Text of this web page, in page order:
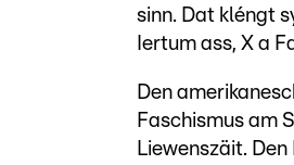
sinn. Dat kléngt
Iertum ass, X a
Den
Faschismus am
Liewenszäit.